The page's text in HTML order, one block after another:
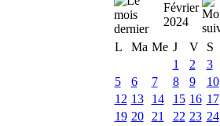
Février
2024
L
Ma Me J V S
1
2 3
5
6 7 8 9 10
12 13 14 15 16 17
19 20 21 22 23 24